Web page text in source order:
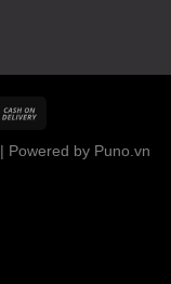
| Powered by Puno.vn